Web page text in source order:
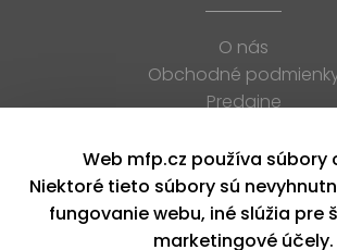
O nás
Obchodné
Predajne
K stiahnutiu
Blog
Kontakt
Kariéra
Web mfp.cz používa súbory
Niektoré tieto súbory sú
fungovanie webu, iné slúžia pre
marketingové účely.